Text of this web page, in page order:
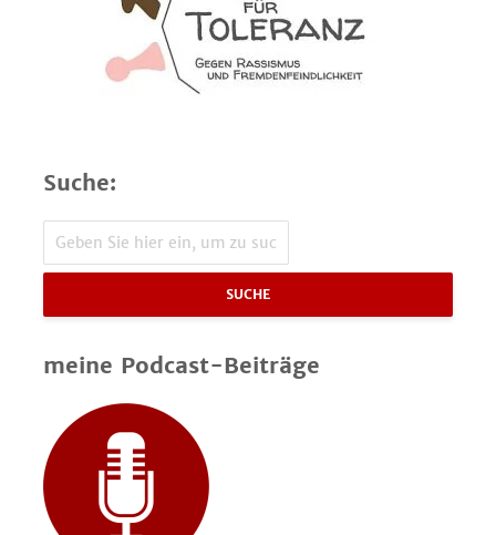
Suche:
SUCHE
meine Podcast-Beiträge